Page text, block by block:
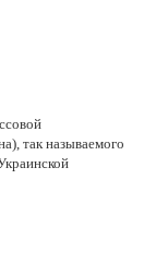
так называемого